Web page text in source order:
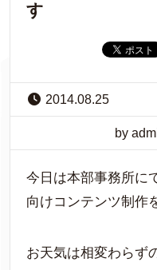
す
2014.08.25
by
今日は本部事務所に
向けコンテンツ制作
お天気は相変わらず